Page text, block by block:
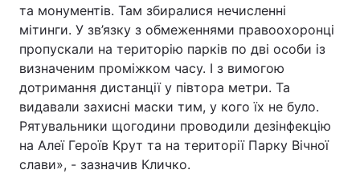
та монументів. Там збиралися нечисленні
мітинги. У зв’язку з обмеженнями правоохоронці
пропускали на територію парків по дві особи із
визначеним проміжком часу. І з вимогою
дотримання дистанції у півтора метри. Та
видавали захисні маски тим, у кого їх не було.
Рятувальники щогодини проводили дезінфекцію
на Алеї Героїв Крут та на території Парку Вічної
слави», - зазначив Кличко.